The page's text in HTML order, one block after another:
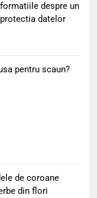
despre un
datelor
pentru scaun?
de coroane
din flori